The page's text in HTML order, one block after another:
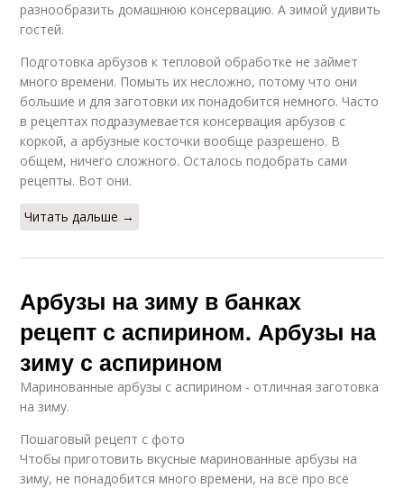
разнообразить домашнюю консервацию. А зимой удивить
гостей.
Подготовка арбузов к тепловой обработке не займет
много времени. Помыть их несложно, потому что они
большие и для заготовки их понадобится немного. Часто
в рецептах подразумевается консервация арбузов с
коркой, а арбузные косточки вообще разрешено. В
общем, ничего сложного. Осталось подобрать сами
рецепты. Вот они.
Читать дальше →
Арбузы на зиму в банках
рецепт с аспирином. Арбузы на
зиму с аспирином
Маринованные арбузы с аспирином - отличная заготовка
на зиму.
Пошаговый рецепт с фото
Чтобы приготовить вкусные маринованные арбузы на
зиму, не понадобится много времени, на всё про всё